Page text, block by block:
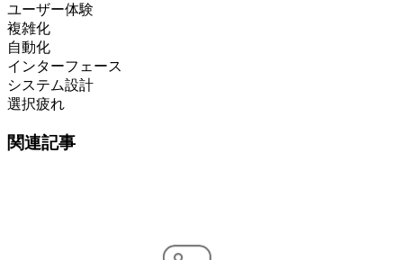
ユーザー体験
複雑化
自動化
インターフェース
システム設計
選択疲れ
関連記事